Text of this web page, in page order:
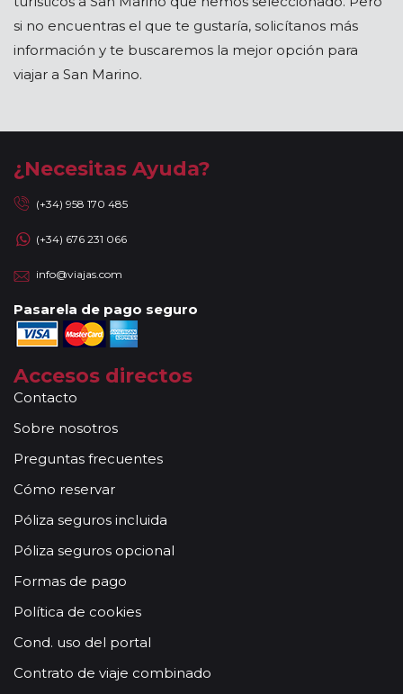
si no encuentras el que te gustaría, solicítanos más
información y te buscaremos la mejor opción para
viajar a San Marino.
¿Necesitas Ayuda?
(+34) 958 170 485
(+34) 676 231 066
info@viajas.com
Pasarela de pago seguro
Accesos directos
Contacto
Sobre nosotros
Preguntas frecuentes
Cómo reservar
Póliza seguros incluida
Póliza seguros opcional
Formas de pago
Política de cookies
Cond. uso del portal
Contrato de viaje combinado